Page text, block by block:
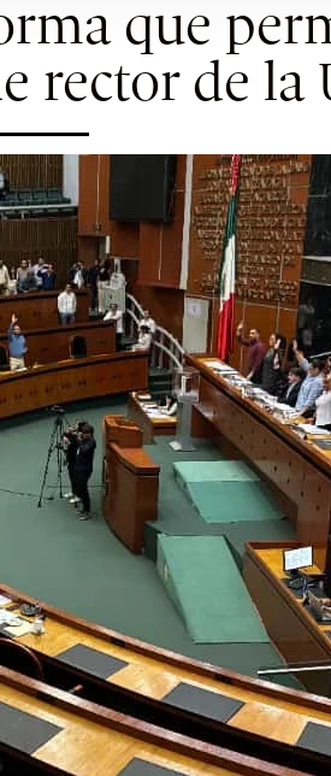
que
rector de la